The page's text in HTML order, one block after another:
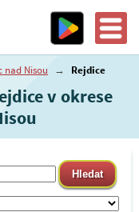
nad Nisou → Rejdice
v okrese